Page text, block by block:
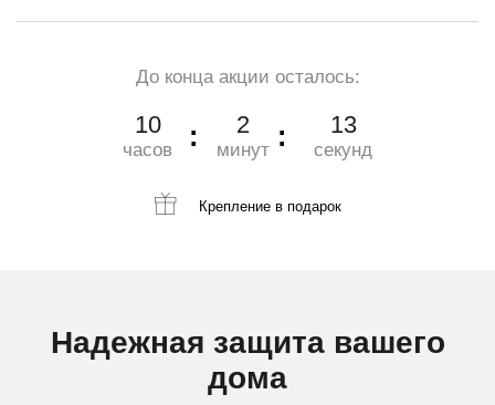
До конца акции осталось:
10
часов
2
минут
11
секунд
Креплениев подарок
Надежная защита вашего
дома